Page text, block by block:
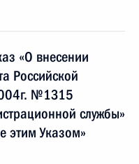
«О внесении
Российской
№1315
службы»
этим Указом»